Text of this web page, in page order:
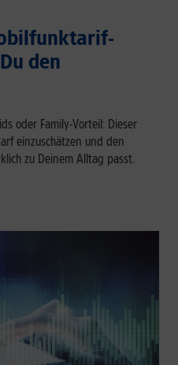
den
oder Family-Vorteil: Dieser
einzuschätzen und den
zu Deinem Alltag passt.